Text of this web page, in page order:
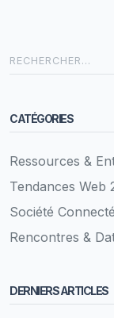
CATÉGORIES
Ressources &
Tendances Web
Société
Rencontres &
DERNIERS ARTICLES